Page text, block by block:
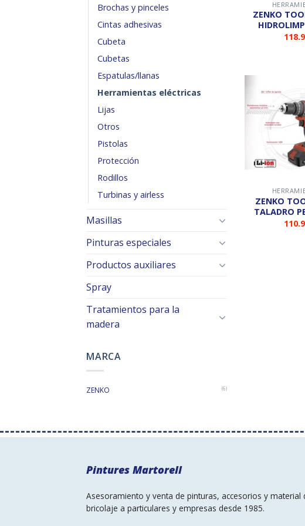
Brochas y pinceles
Cintas adhesivas
Cubeta
Cubetas
Espatulas/llanas
Herramientas eléctricas
Lijas
Otros
Pistolas
Protección
Rodillos
turbinas y airless
Masillas
Pinturas especiales
Productos auxiliares
Spray
Tratamientos para la
madera
MARCA
ZENKO (6)
ZENKO TOOLS ZK135
ZENKO TOOLS ZK24
TALADRO
Pintures Martorell
Asesoramiento y venta de pinturas, accesorios y material
bricolaje a particulares y empresas desde 1985.